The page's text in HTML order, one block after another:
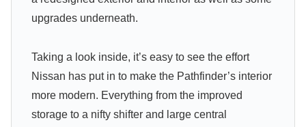
upgrades underneath.
Taking a look inside, it’s easy to see the effort
Nissan has put in to make the Pathfinder’s interior
more modern. Everything from the improved
storage to a nifty shifter and large central